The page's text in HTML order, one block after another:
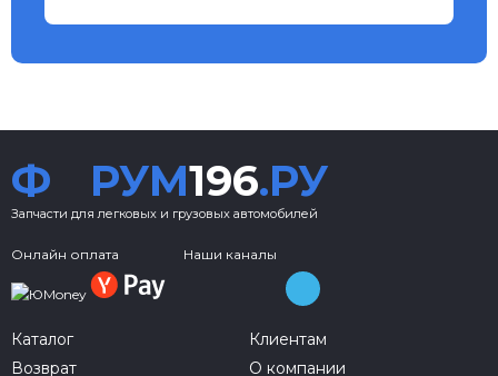
Ф РУМ196.РУ
Запчасти для легковых и грузовых автомобилей
Онлайн оплата Наши каналы
Каталог
Возврат
Клиентам
О компании